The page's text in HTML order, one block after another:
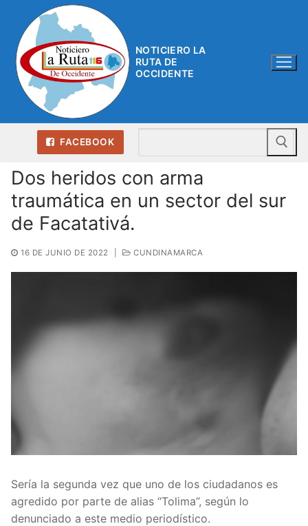
contenido
NOTICIERO LA
RUTA DE
OCCIDENTE
FACEBOOK
Dos heridos con arma
traumática en un sector del sur
de Facatativá.
16 DE JUNIO DE 2022 CUNDINAMARCA
Sería la segunda vez que uno de los ciudadanos es
agredido por parte de alias “Tolima”, según lo
denunciado a este medio periodístico.